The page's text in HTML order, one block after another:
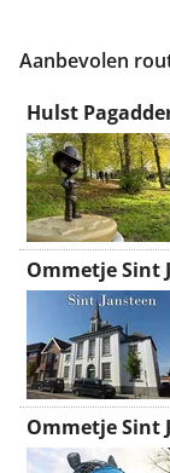
Aanbevolen
Hulst
Ommetje Sint
Ommetje Sint